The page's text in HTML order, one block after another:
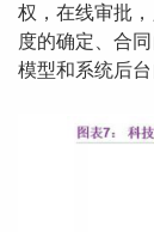
权，在线审批
度的确定、合
模型和系统后